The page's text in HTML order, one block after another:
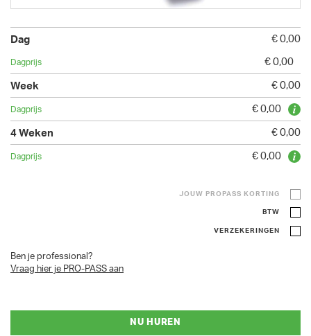
€ 0,00
€ 0,00
€ 0,00
€ 0,00
€ 0,00
€ 0,00
JOUW PROPASS KORTING
BTW
VERZEKERINGEN
Ben je professional?
Vraag hier je PRO-PASS aan
NU HUREN